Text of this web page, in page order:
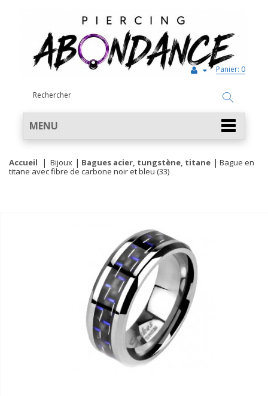
Panier: 0
MENU
Accueil Bijoux Bagues acier, tungstène, titane
Bague en
titane avec fibre de carbone noir et bleu (33)